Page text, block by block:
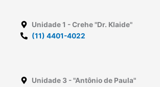
Unidade 1 - Crehe "Dr. Klaide"
(11) 4401-4022
Unidade 3 - "Antônio de Paula"